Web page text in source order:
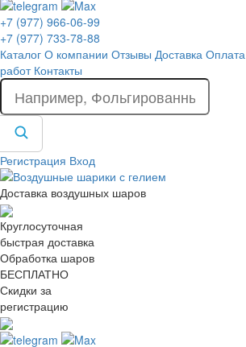
+7 (977) 966-06-99
+7 (977) 733-78-88
Каталог О компании Отзывы Доставка Оплата
работ Контакты
Регистрация Вход
Доставка воздушных шаров
Круглосуточная
быстрая доставка
Обработка шаров
БЕСПЛАТНО
Скидки за
регистрацию